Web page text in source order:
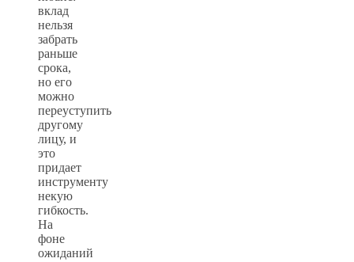
вклад
нельзя
забрать
раньше
срока,
но его
можно
переуступить
другому
лицу, и
это
придает
инструменту
некую
гибкость.
На
фоне
ожиданий